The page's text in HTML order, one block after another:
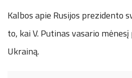
Kalbos apie Rusijos prezidento
to, kai V. Putinas vasario
Ukrainą.